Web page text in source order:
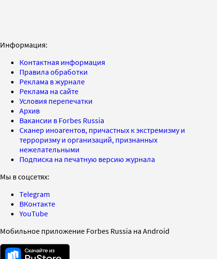
Информация:
Контактная информация
Правила обработки
Реклама в журнале
Реклама на сайте
Условия перепечатки
Архив
Вакансии в Forbes Russia
Сканер иноагентов, причастных к экстремизму и
терроризму и организаций, признанных
нежелательными
Подписка на печатную версию журнала
Мы в соцсетях:
Telegram
ВКонтакте
YouTube
Мобильное приложение Forbes Russia на Android